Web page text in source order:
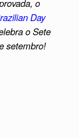
o
Day
ra o Sete
setembro!